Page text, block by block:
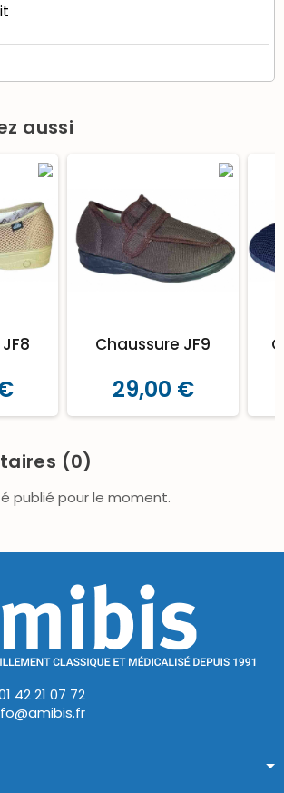
aussi
Chaussure JF9
29,00 €
(0)
publié pour le moment.
42 21 07 72